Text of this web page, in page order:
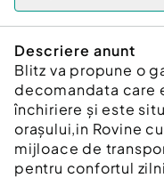
Descriere anunt
Blitz va propune o
decomandata care
închiriere și este
orașului,in Rovine
mijloace de
pentru confortul